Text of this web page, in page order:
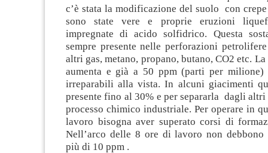
c’è stata la modificazione del suolo con
sono state vere e proprie eruzioni
impregnate di acido solfidrico. Questa
sempre presente nelle perforazioni
altri gas, metano, propano, butano, CO2 etc.
aumenta e già a 50 ppm (parti per milione)
irreparabili alla vista. In alcuni giacimenti
presente fino al 30% e per separarla dagli altri
processo chimico industriale. Per operare in
lavoro bisogna aver superato corsi di
Nell’arco delle 8 ore di lavoro non debbono
più di 10 ppm .